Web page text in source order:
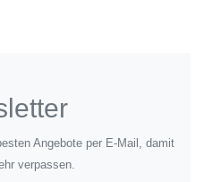
Angebote per E-Mail, damit
verpassen.